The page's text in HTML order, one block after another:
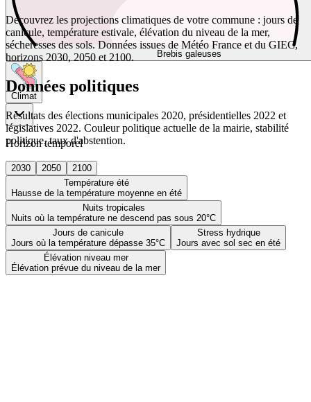
Brebis galeuses
Climat
Horizon temporel
2030 2050
2100
Température été
Hausse de la température moyenne en été
Nuits tropicales
Nuits où la température ne descend pas sous 20°C
Jours de canicule
Jours où la température dépasse 35°C
Stress hydrique
Jours avec sol sec en été
Élévation niveau mer
Élévation prévue du niveau de la mer
Découvrez les projections climatiques de votre commune : jours de
canicule, température estivale, élévation du niveau de la mer,
sécheresses des sols. Données issues de Météo France et du GIEC,
horizons 2030, 2050 et 2100.
Données politiques
Résultats des élections municipales 2020, présidentielles 2022 et
législatives 2022. Couleur politique actuelle de la mairie, stabilité
politique, taux d'abstention.